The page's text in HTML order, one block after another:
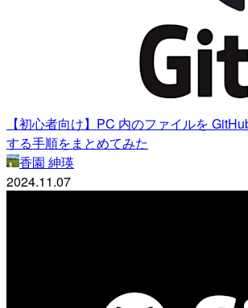
【初心者向け】PC 内のファイルを
する手順をまとめてみた
香園 紳瑛
2024.11.07